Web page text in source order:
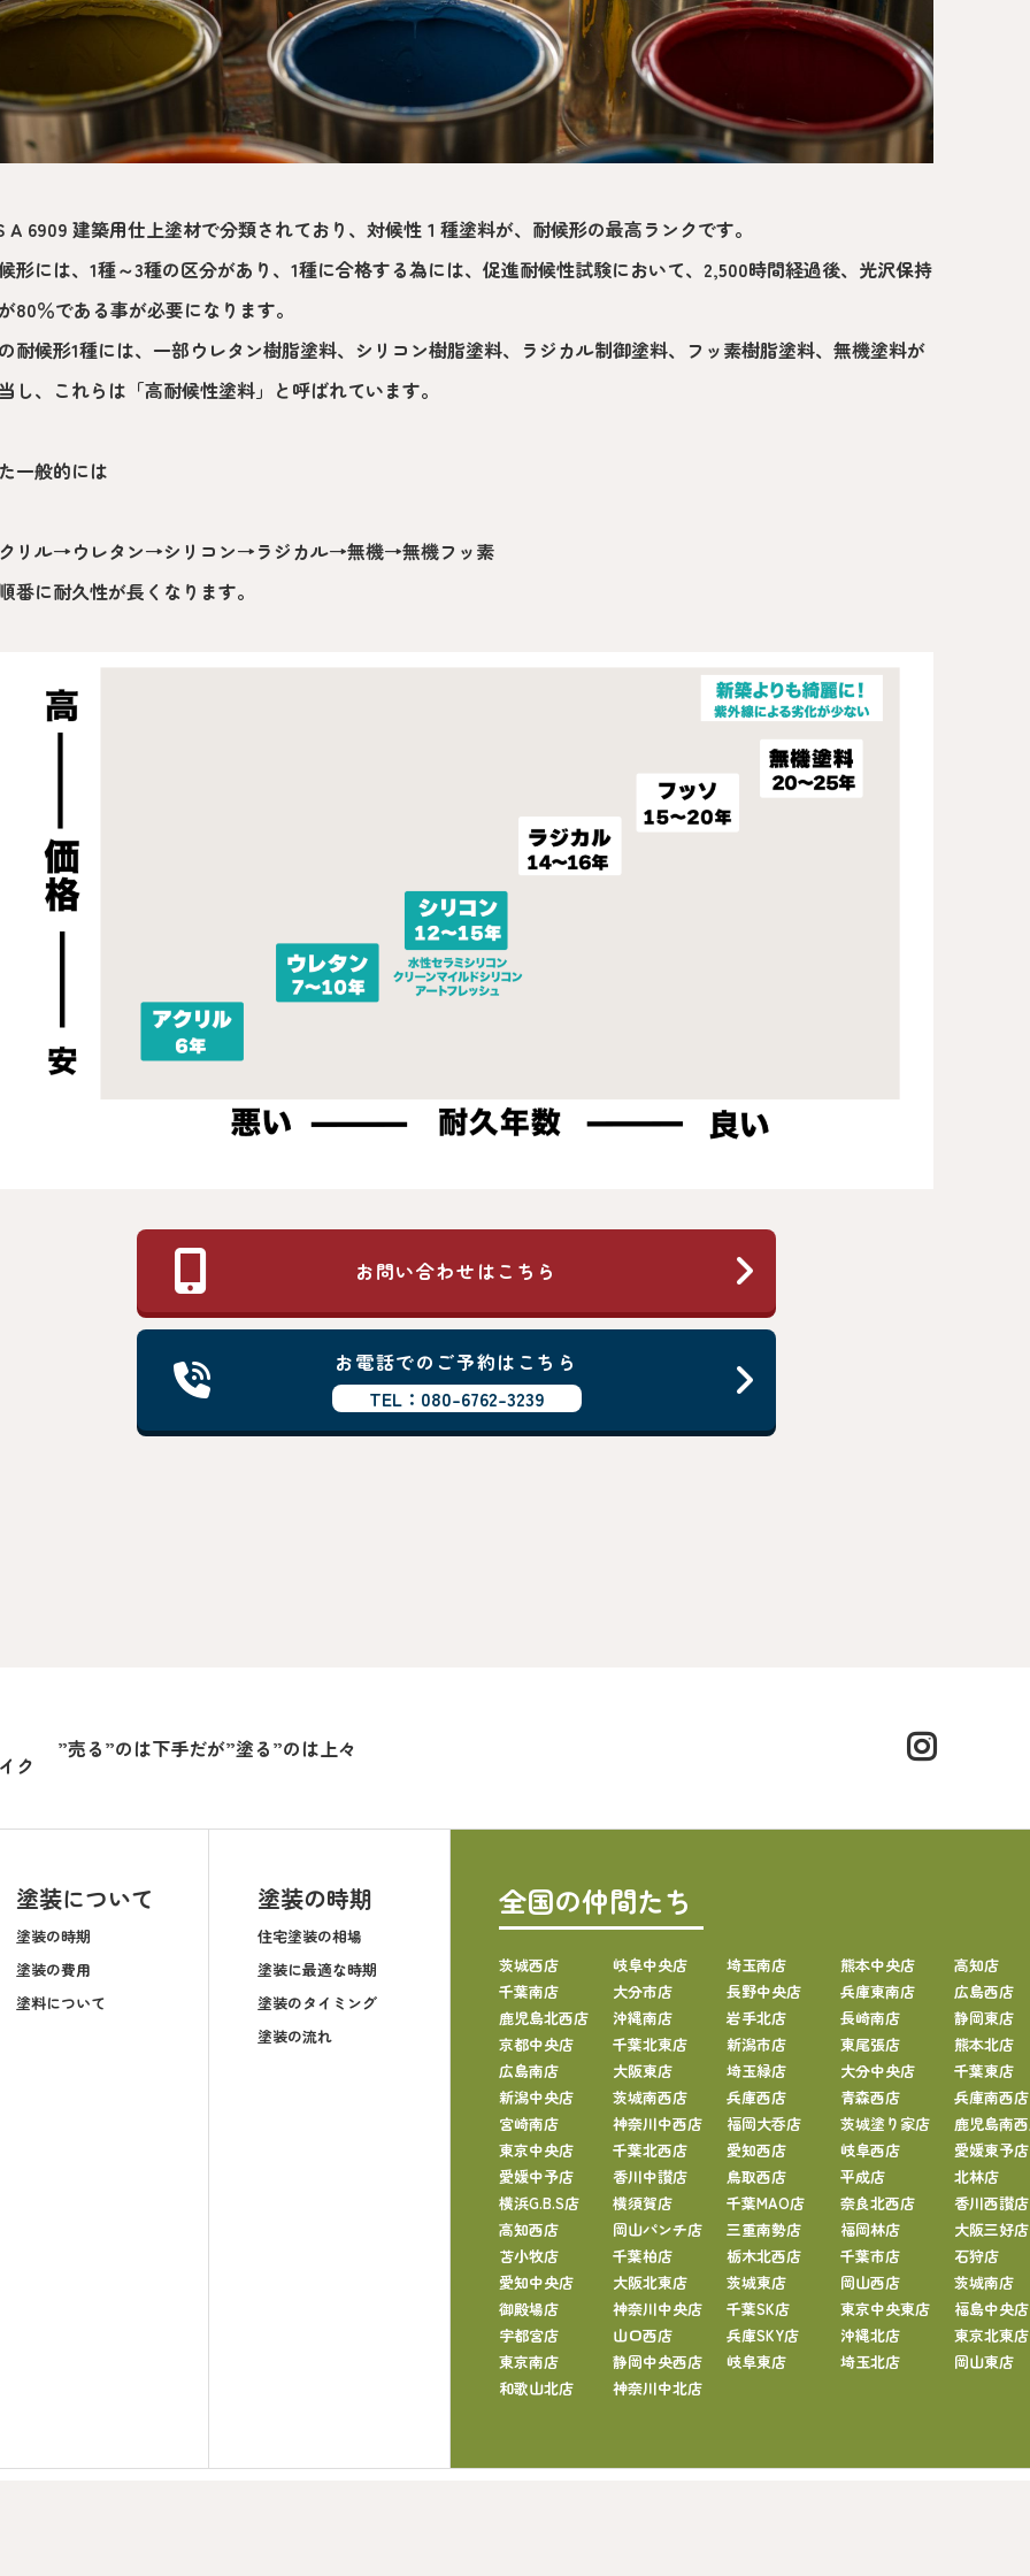
A 6909 建築用仕上塗材で分類されており、対候性１種塗料が、耐候形の最高ランクです。
形には、1種～3種の区分があり、1種に合格する為には、促進耐候性試験において、2,500時間経過後、光沢保持
80％である事が必要になります。
耐候形1種には、一部ウレタン樹脂塗料、シリコン樹脂塗料、ラジカル制御塗料、フッ素樹脂塗料、無機塗料が
し、これらは「高耐候性塗料」と呼ばれています。
一般的には
リル→ウレタン→シリコン→ラジカル→無機→無機フッ素
番に耐久性が長くなります。
お問い合わせはこちら
お電話でのご予約はこちら
TEL：080-6762-3239
ク
”売る”のは下手だが”塗る”のは上々
塗装について
塗装の時期
塗装の費用
塗料について
塗装の時期
住宅塗装の相場
塗装に最適な時期
塗装のタイミング
塗装の流れ
全国の仲間たち
茨城西店 岐阜中央店 埼玉南店 熊本中央店
高知店
千葉南店
大分市店 長野中央店 兵庫東南店
広島西店
鹿児島北西店
沖縄南店 岩手北店 長崎南店
静岡東店
京都中央店
千葉北東店 新潟市店 東尾張店
熊本北店
広島南店
大阪東店 埼玉緑店 大分中央店
千葉東店
新潟中央店
茨城南西店 兵庫西店 青森西店
兵庫南西店
宮崎南店
神奈川中西店 福岡大呑店 茨城塗り家店
鹿児島南
東京中央店
千葉北西店 愛知西店 岐阜西店
愛媛東予店
愛媛中予店
香川中讃店 鳥取西店 平成店
北林店
横浜G.B.S店
横須賀店 千葉MAO店 奈良北西店
香川西讃店
高知西店
岡山パンチ店 三重南勢店 福岡林店
大阪三好店
苫小牧店
千葉柏店 栃木北西店 千葉市店
石狩店
愛知中央店
大阪北東店 茨城東店 岡山西店
茨城南店
御殿場店
神奈川中央店 千葉SK店 東京中央東店
福島中央店
宇都宮店
山口西店 兵庫SKY店 沖縄北店
東京北東店
東京南店
静岡中央西店 岐阜東店 埼玉北店
岡山東店
和歌山北店
神奈川中北店